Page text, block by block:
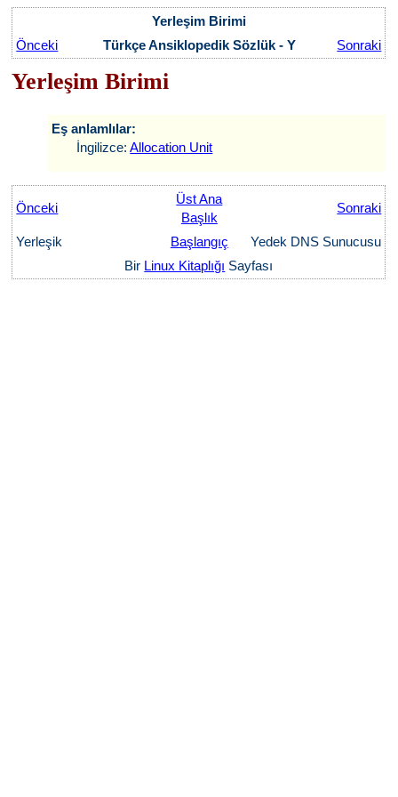
Yerleşim Birimi
Önceki
Türkçe Ansiklopedik Sözlük - Y Sonraki
Yerleşim Birimi
Eş anlamlılar:
İngilizce:Allocation Unit
Önceki
Üst Ana
Başlık
Sonraki
Yerleşik Başlangıç
Yedek DNS Sunucusu
Bir Linux Kitaplığı Sayfası